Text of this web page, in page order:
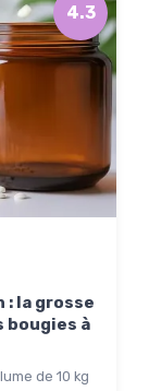
4.3
: la grosse
bougies à
de 10 kg